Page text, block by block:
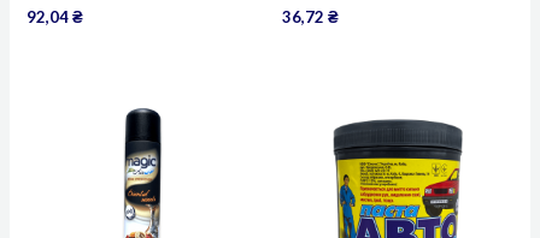
92,04₴ 36,72 ₴